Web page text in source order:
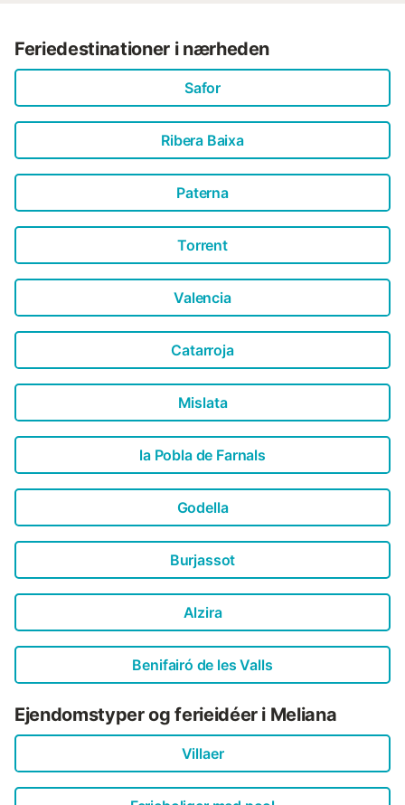
Feriedestinationer i nærheden
Safor
Ribera Baixa
Paterna
Torrent
Valencia
Catarroja
Mislata
la Pobla de Farnals
Godella
Burjassot
Alzira
Benifairó de les Valls
Ejendomstyper og ferieidéer i Meliana
Villaer